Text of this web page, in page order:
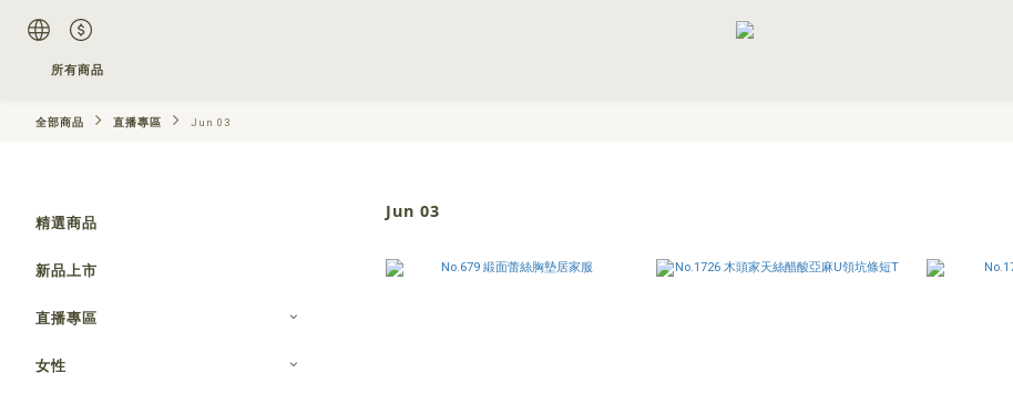
所有商品
全部商品 直播專區 Jun 03
精選商品
新品上市
直播專區
女性
Jun 03